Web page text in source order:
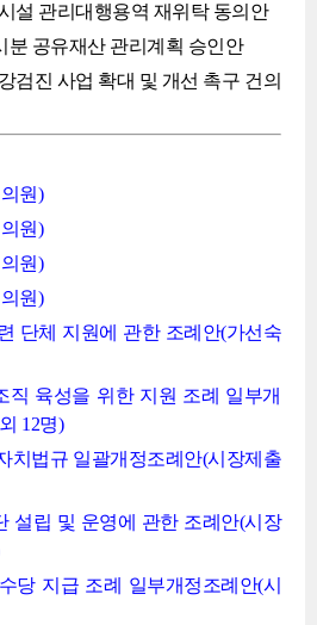
설 관리대행용역 재위탁 동의안
분 공유재산 관리계획 승인안
검진 사업 확대 및 개선 촉구 건의
원)
원)
원)
원)
단체 지원에 관한 조례안(가선숙
직 육성을 위한 지원 조례 일부개
12명)
치법규 일괄개정조례안(시장제출
설립 및 운영에 관한 조례안(시장
당 지급 조례 일부개정조례안(시